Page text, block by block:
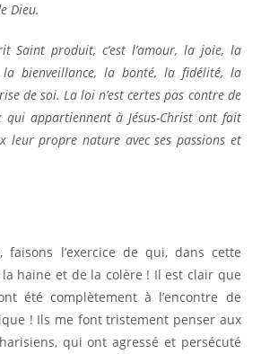
Dieu.
Saint produit, c’est l’amour, la joie, la
bienveillance, la bonté, la fidélité, la
de soi. La loi n’est certes pas contre de
qui appartiennent à Jésus-Christ ont fait
leur propre nature avec ses passions et
faisons l’exercice de qui, dans cette
haine et de la colère ! Il est clair que
été complètement à l’encontre de
! Ils me font tristement penser aux
qui ont agressé et persécuté